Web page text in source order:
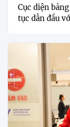
Cục diện
tục dẫn đầu